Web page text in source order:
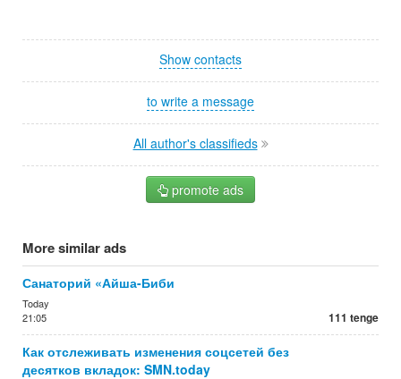
Show contacts
to write a message
All author's classifieds
promote ads
More similar ads
Санаторий «Айша-Биби
Today
21:05
111 tenge
Как отслеживать изменения соцсетей без
десятков вкладок: SMN.today